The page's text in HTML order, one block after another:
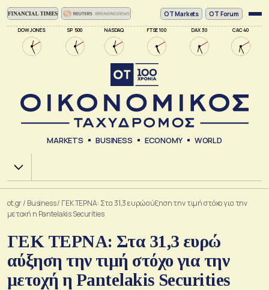
DOW JONES SP 500 NASDAQ FTSE 100 DAX 30 CAC 40
ΟΤ Markets OT Forum
MARKETS BUSINESS ECONOMY WORLD
Χ.Α.
ot.gr/ Business/ ΓΕΚ ΤΕΡΝΑ: Στα 31,3 ευρώ αύξηση την τιμή στόχο για την
μετοχή η Pantelakis Securities
ΓΕΚ ΤΕΡΝΑ: Στα 31,3 ευρώ
αύξηση την τιμή στόχο για την
μετοχή η Pantelakis Securities